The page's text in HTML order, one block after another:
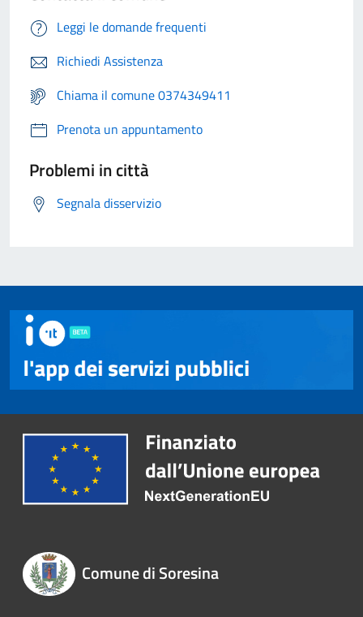
Leggi le domande frequenti
Richiedi Assistenza
Chiama il comune 0374349411
Prenota un appuntamento
Problemi in città
Segnala disservizio
Comune di Soresina